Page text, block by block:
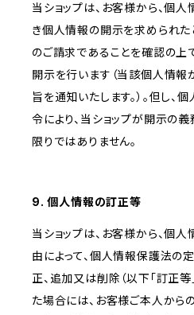
当ショップは、お客様から、個
き個人情報の開示を求められた
のご請求であることを確認の上
開示を行います（当該個人情報
旨を通知いたします。）。但し
令により、当ショップが開示の
限りではありません。
9. 個人情報の訂正等
当ショップは、お客様から、個
由によって、個人情報保護法の
正、追加又は削除（以下「訂正等
た場合には、お客様ご本人から